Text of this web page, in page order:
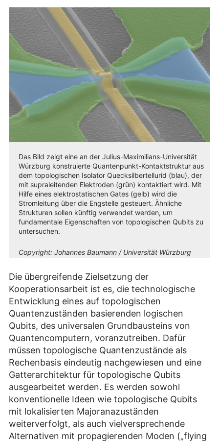
Das Bild zeigt eine an der Julius-Maximilians-Universität
Würzburg konstruierte Quantenpunkt-Kontaktstruktur aus
dem topologischen Isolator Quecksilbertellurid (blau), der
mit supraleitenden Elektroden (grün) kontaktiert wird. Mit
Hilfe eines elektrostatischen Gates (gelb) wird die
Stromleitung über die Engstelle gesteuert. Ähnliche
Strukturen sollen künftig verwendet werden, um
fundamentale Eigenschaften von topologischen Qubits zu
untersuchen.
Copyright: Johannes Baumann / Universität Würzburg
Die übergreifende Zielsetzung der
Kooperationsarbeit ist es, die technologische
Entwicklung eines auf topologischen
Quantenzuständen basierenden logischen
Qubits, des universalen Grundbausteins von
Quantencomputern, voranzutreiben. Dafür
müssen topologische Quantenzustände als
Rechenbasis eindeutig nachgewiesen und eine
Gatterarchitektur für topologische Qubits
ausgearbeitet werden. Es werden sowohl
konventionelle Ideen wie topologische Qubits
mit lokalisierten Majoranazuständen
weiterverfolgt, als auch vielversprechende
Alternativen mit propagierenden Moden („flying